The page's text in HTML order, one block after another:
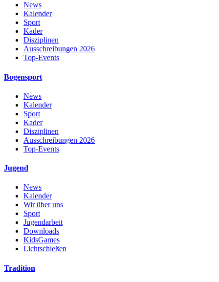
News
Kalender
Sport
Kader
Disziplinen
Ausschreibungen 2026
Top-Events
Bogensport
News
Kalender
Sport
Kader
Disziplinen
Ausschreibungen 2026
Top-Events
Jugend
News
Kalender
Wir über uns
Sport
Jugendarbeit
Downloads
KidsGames
Lichtschießen
Tradition